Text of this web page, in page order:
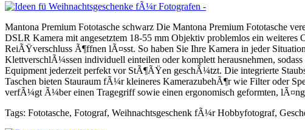
Mantona Premium Fototasche schwarz Die Mantona Premium Fototasche
DSLR Kamera mit angesetztem 18-55 mm Objektiv problemlos ein
ReiÃŸverschluss Ã¶ffnen lÃ¤sst. So haben Sie Ihre Kamera in jeder
KlettverschlÃ¼ssen individuell einteilen oder komplett herausnehmen,
Equipment jederzeit perfekt vor StÃ¶ÃŸen geschÃ¼tzt. Die integrierte
Taschen bieten Stauraum fÃ¼r kleineres KamerazubehÃ¶r wie Filter oder
verfÃ¼gt Ã¼ber einen Tragegriff sowie einen ergonomisch geformten,
Tags: Fototasche, Fotograf, Weihnachtsgeschenk fÃ¼r Hobbyfotograf,